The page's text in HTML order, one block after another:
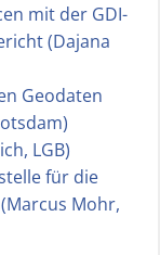
mit der GDI-
(Dajana
Geodaten
LGB)
für die
Mohr,